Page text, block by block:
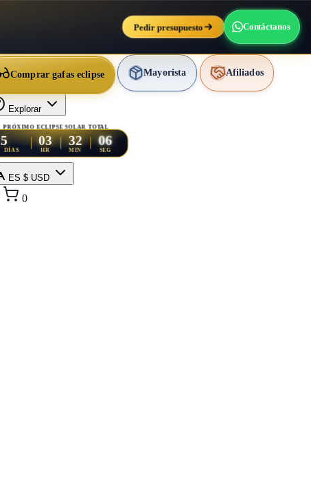
Pedir presupuesto Contáctanos
Comprar gafas eclipse Mayorista Afiliados
Explorar
PRÓXIMO ECLIPSE SOLAR TOTAL
5
DÍAS
03
HR
32
MIN
05
SEG
ES $ USD
0